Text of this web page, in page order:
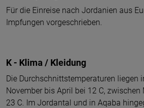
Für die Einreise nach Jordanien aus
Impfungen vorgeschrieben.
K - Klima / Kleidung
Die Durchschnittstemperaturen liegen
November bis April bei 12 C, zwischen
23 C. Im Jordantal und in Aqaba